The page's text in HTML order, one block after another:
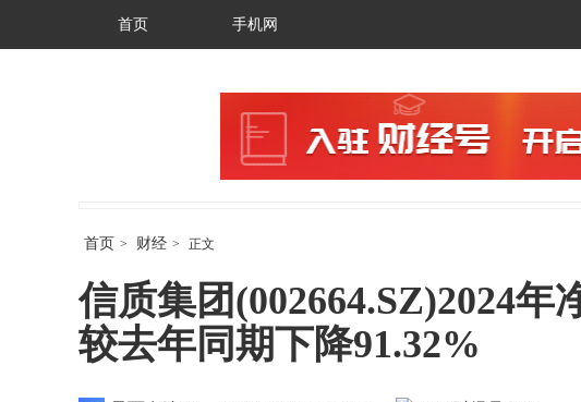
首页 手机网
首页 > 财经 > 正文
信质集团(002664.SZ)2024年
较去年同期下降91.32%